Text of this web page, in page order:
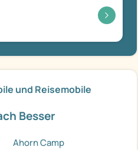
und Reisemobile
Besser
Ahorn Camp